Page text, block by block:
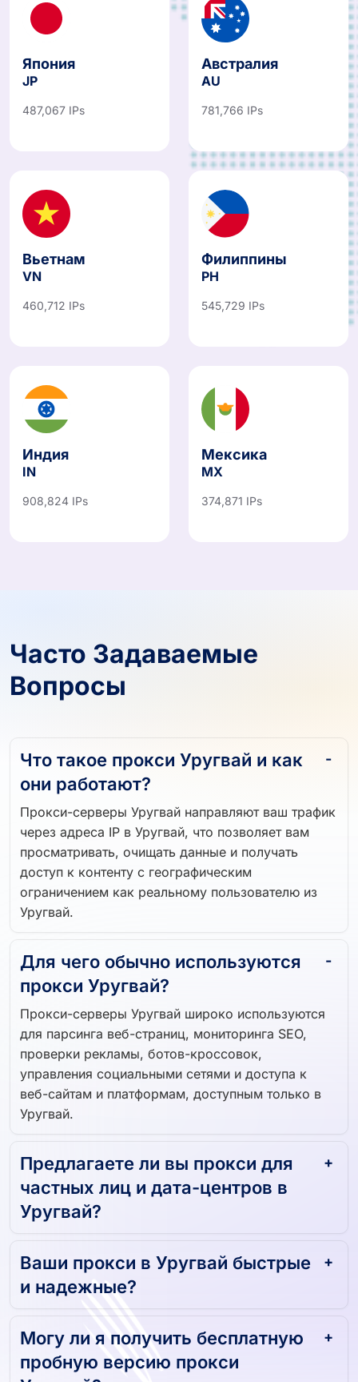
Япония
JP
487,067 IPs
Австралия
AU
781,766 IPs
Вьетнам
VN
460,712 IPs
Филиппины
PH
545,729 IPs
Индия
IN
908,824 IPs
Мексика
MX
374,871 IPs
Часто Задаваемые
Вопросы
Что такое прокси Уругвай и как
они работают?
Прокси-серверы Уругвай направляют ваш трафик
через адреса IP в Уругвай, что позволяет вам
просматривать, очищать данные и получать
доступ к контенту с географическим
ограничением как реальному пользователю из
Уругвай.
Для чего обычно используются
прокси Уругвай?
Прокси-серверы Уругвай широко используются
для парсинга веб-страниц, мониторинга SEO,
проверки рекламы, ботов-кроссовок,
управления социальными сетями и доступа к
веб-сайтам и платформам, доступным только в
Уругвай.
Предлагаете ли вы прокси для
частных лиц и дата-центров в
Уругвай?
Ваши прокси в Уругвай быстрые
и надежные?
Могу ли я получить бесплатную
пробную версию прокси